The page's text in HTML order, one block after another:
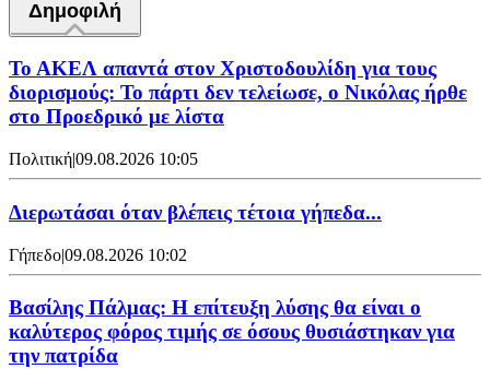
Δημοφιλή
Το ΑΚΕΛ απαντά στον Χριστοδουλίδη για τους
διορισμούς: Το πάρτι δεν τελείωσε, ο Νικόλας ήρθε
στο Προεδρικό με λίστα
Πολιτική|09.08.2026 10:05
Διερωτάσαι όταν βλέπεις τέτοια γήπεδα...
Γήπεδο|09.08.2026 10:02
Βασίλης Πάλμας: Η επίτευξη λύσης θα είναι ο
καλύτερος φόρος τιμής σε όσους θυσιάστηκαν για
την πατρίδα